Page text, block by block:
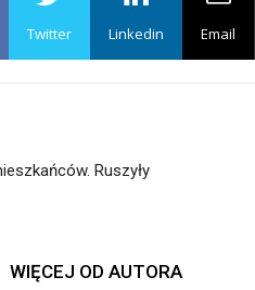
Twitter Linkedin Email
Ruszyły
WIĘCEJ OD AUTORA